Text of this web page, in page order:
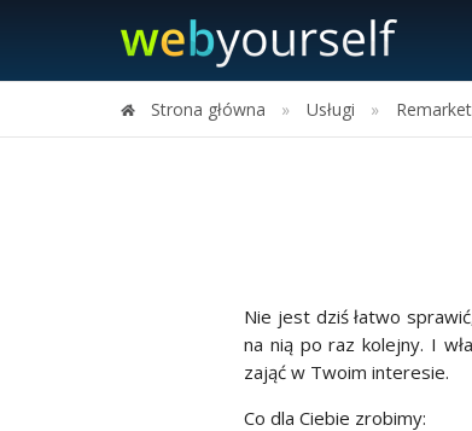
Strona główna Usługi
Nie jest dziś łatwo
na nią po raz kolejny. I
zająć w Twoim interesie.
Co dla Ciebie zrobimy: